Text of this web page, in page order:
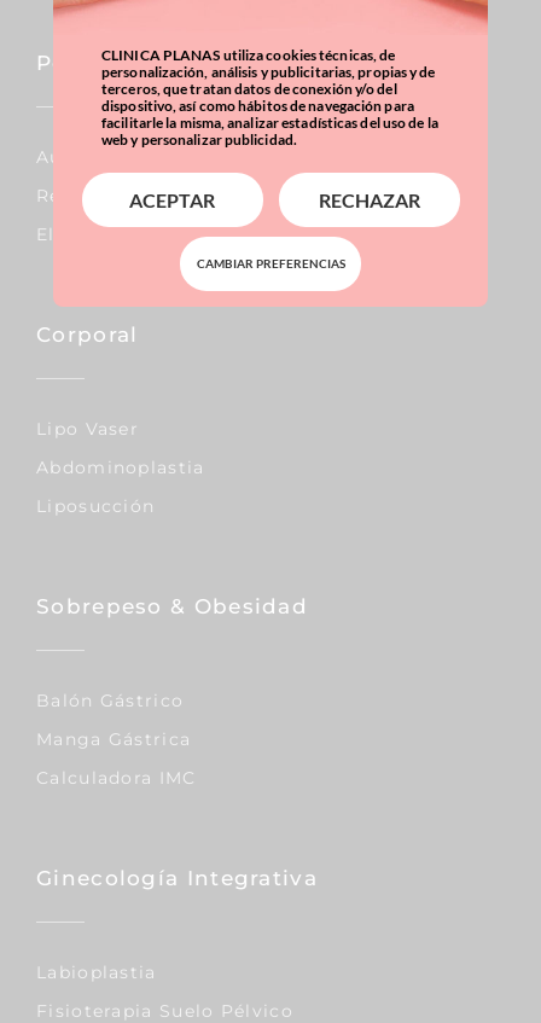
Pecho
Aumento De Pecho
Reducción De Pecho
Elevación De Pecho
Corporal
Lipo Vaser
Abdominoplastia
Liposucción
Sobrepeso & Obesidad
Balón Gástrico
Manga Gástrica
Calculadora IMC
Ginecología Integrativa
Labioplastia
Fisioterapia Suelo Pélvico
CLINICA PLANAS utiliza cookies técnicas, de
personalización, análisis y publicitarias, propias y de
terceros, que tratan datos de conexión y/o del
dispositivo, así como hábitos de navegación para
facilitarle la misma, analizar estadísticas del uso de la
web y personalizar publicidad.
ACEPTAR RECHAZAR
CAMBIAR PREFERENCIAS